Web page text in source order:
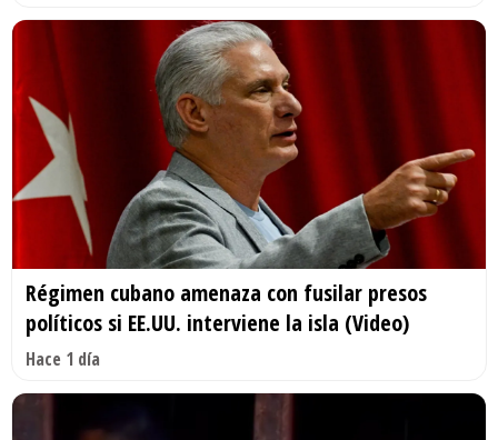
Régimen cubano amenaza con fusilar presos
políticos si EE.UU. interviene la isla (Video)
Hace 1 día